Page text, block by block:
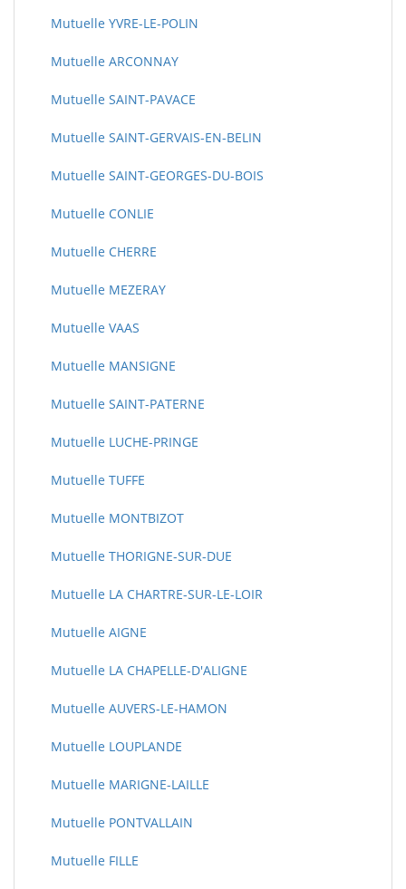
Mutuelle YVRE-LE-POLIN
Mutuelle ARCONNAY
Mutuelle SAINT-PAVACE
Mutuelle SAINT-GERVAIS-EN-BELIN
Mutuelle SAINT-GEORGES-DU-BOIS
Mutuelle CONLIE
Mutuelle CHERRE
Mutuelle MEZERAY
Mutuelle VAAS
Mutuelle MANSIGNE
Mutuelle SAINT-PATERNE
Mutuelle LUCHE-PRINGE
Mutuelle TUFFE
Mutuelle MONTBIZOT
Mutuelle THORIGNE-SUR-DUE
Mutuelle LA CHARTRE-SUR-LE-LOIR
Mutuelle AIGNE
Mutuelle LA CHAPELLE-D'ALIGNE
Mutuelle AUVERS-LE-HAMON
Mutuelle LOUPLANDE
Mutuelle MARIGNE-LAILLE
Mutuelle PONTVALLAIN
Mutuelle FILLE